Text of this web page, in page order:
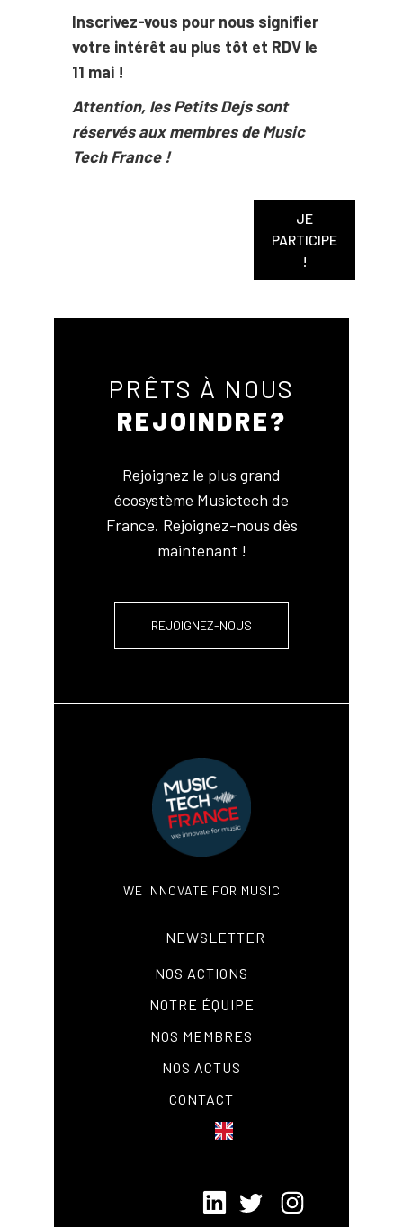
Inscrivez-vous pour nous signifier
votre intérêt au plus tôt et RDV le
11 mai !
Attention, les Petits Dejs sont
réservés aux membres de Music
Tech France !
JE
PARTICIPE
!
PRÊTS À NOUS
REJOINDRE?
Rejoignez le plus grand
écosystème Musictech de
France. Rejoignez-nous dès
maintenant !
REJOIGNEZ-NOUS
WE INNOVATE FOR MUSIC
NEWSLETTER
NOS ACTIONS
NOTRE ÉQUIPE
NOS MEMBRES
NOS ACTUS
CONTACT